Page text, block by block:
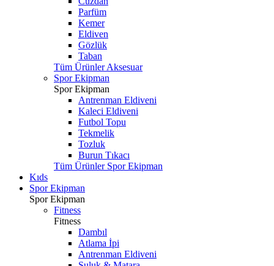
Parfüm
Kemer
Eldiven
Gözlük
Taban
Tüm Ürünler Aksesuar
Spor Ekipman
Spor Ekipman
Antrenman Eldiveni
Kaleci Eldiveni
Futbol Topu
Tekmelik
Tozluk
Burun Tıkacı
Tüm Ürünler Spor Ekipman
Kıds
Spor Ekipman
Spor Ekipman
Fitness
Fitness
Dambıl
Atlama İpi
Antrenman Eldiveni